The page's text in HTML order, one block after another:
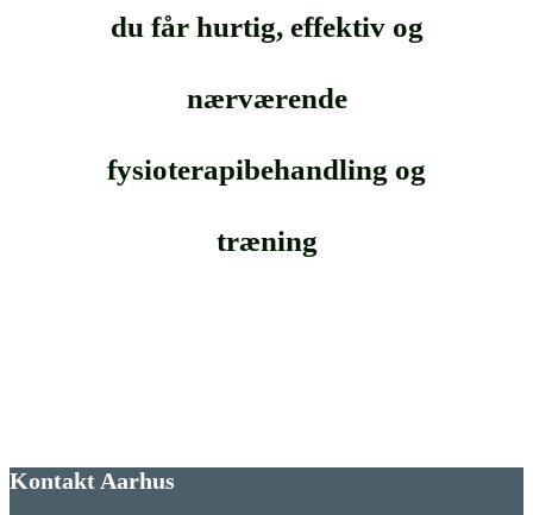
du får hurtig, effektiv og
nærværende
fysioterapibehandling og
træning
Kontakt Aarhus